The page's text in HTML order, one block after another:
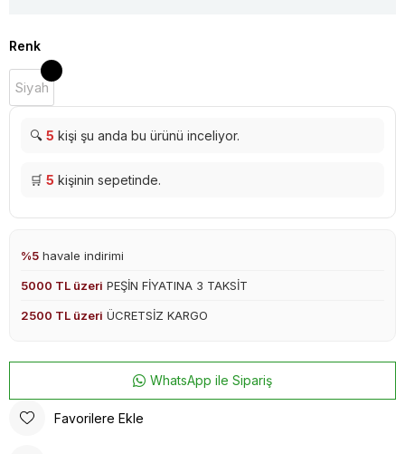
Renk
Siyah
🔍 5 kişi şu anda bu ürünü inceliyor.
🛒 5 kişinin sepetinde.
%5 havale indirimi
5000 TL üzeri PEŞİN FİYATINA 3 TAKSİT
2500 TL üzeri ÜCRETSİZ KARGO
WhatsApp ile Sipariş
Favorilere Ekle